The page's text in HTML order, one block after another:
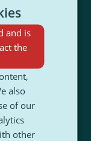
and is
the
also
of our
other